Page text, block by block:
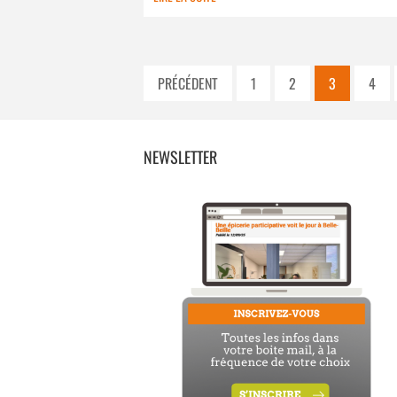
PRÉCÉDENT 1 2 3 4
NEWSLETTER